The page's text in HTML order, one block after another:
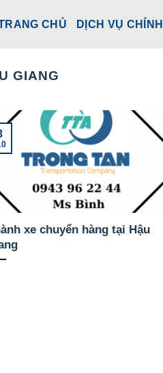
CHỦ DỊCH VỤ CHÍNH
GIANG
xe chuyển hàng tại Hậu